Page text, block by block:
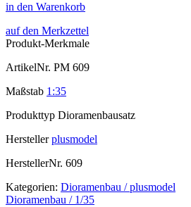
in den Warenkorb
auf den Merkzettel
Produkt-Merkmale
ArtikelNr. PM 609
Maßstab 1:35
Produkttyp Dioramenbausatz
Hersteller plusmodel
HerstellerNr. 609
Kategorien: Dioramenbau / plusmodel
Dioramenbau / 1/35